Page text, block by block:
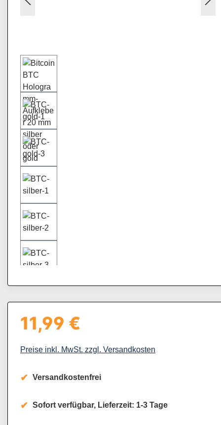
Regulärer Preis:
11,99 €
Preise inkl. MwSt. zzgl. Versandkosten
Versandkostenfrei
Sofort verfügbar, Lieferzeit: 1-3 Tage